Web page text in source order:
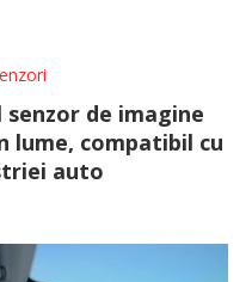
de imagine
lume, compatibil cu
auto